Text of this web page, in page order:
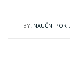
BY: NAUČNI